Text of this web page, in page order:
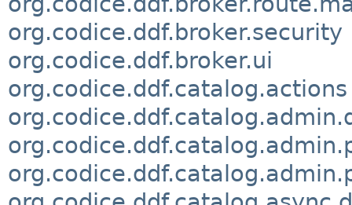
org.codice.ddf.broker.security
org.codice.ddf.broker.ui
org.codice.ddf.catalog.actions